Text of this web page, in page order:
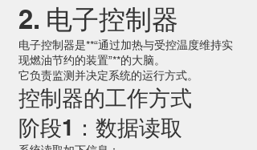
2. 电子控制器
电子控制器是**“通过加热与受控温度维持实
现燃油节约的装置”**的大脑。
它负责监测并决定系统的运行方式。
控制器的工作方式
阶段1：数据读取